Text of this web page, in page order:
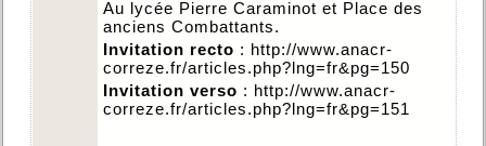
Au lycée Pierre Caraminot et Place des
anciens Combattants.
Invitation recto : http://www.anacr-
correze.fr/articles.php?lng=fr&pg=150
Invitation verso : http://www.anacr-
correze.fr/articles.php?lng=fr&pg=151